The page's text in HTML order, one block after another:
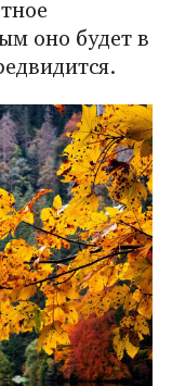
оно будет в